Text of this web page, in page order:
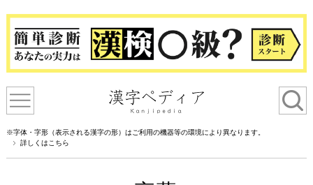
※字体・字形（表示される漢字の形）はご利用の機器等の環境により異なります。
詳しくはこちら